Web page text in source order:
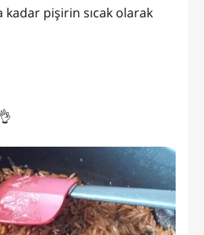
kadar pişirin sıcak olarak